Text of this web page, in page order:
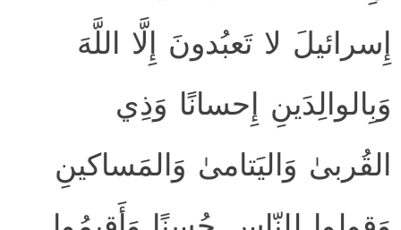
إِسرائيلَ لا تَعبُدونَ إِلَّا اللَّهَ
وَبِالوالِدَينِ إِحسانًا وَذِي
القُربىٰ وَاليَتامىٰ وَالمَساكينِ